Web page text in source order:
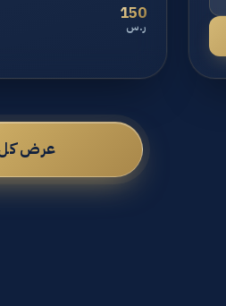
150
ر.س
عرض كل